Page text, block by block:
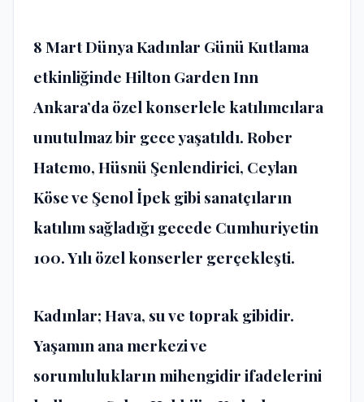
8 Mart Dünya Kadınlar Günü Kutlama
etkinliğinde Hilton Garden Inn
Ankara’da özel konserlele katılımcılara
unutulmaz bir gece yaşatıldı. Rober
Hatemo, Hüsnü Şenlendirici, Ceylan
Köse ve Şenol İpek gibi sanatçıların
katılım sağladığı gecede Cumhuriyetin
100. Yılı özel konserler gerçekleşti.
Kadınlar; Hava, su ve toprak gibidir.
Yaşamın ana merkezi ve
sorumlulukların mihengidir ifadelerini